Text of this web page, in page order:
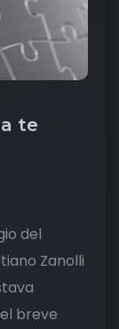
te
del
Zanolli
breve